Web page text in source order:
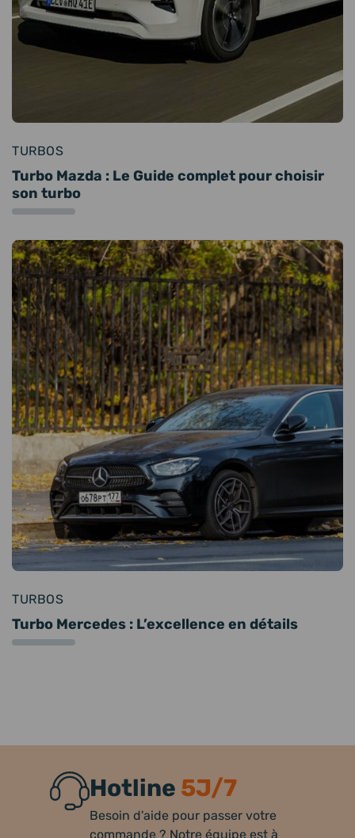
TURBOS
Turbo Mazda : Le Guide complet pour choisir
son turbo
TURBOS
Turbo Mercedes : L’excellence en détails
Hotline 5J/7
Besoin d'aide pour passer votre
commande ? Notre équipe est à